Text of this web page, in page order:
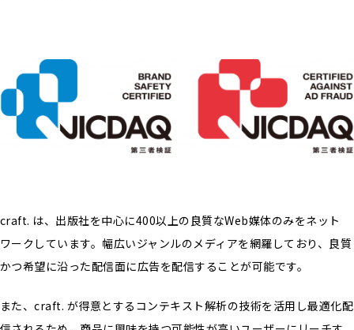
craft. は、出版社を中心に400以上の良質なWeb媒体のみをネット
ワークしています。幅広いジャンルのメディアを網羅しており、良質
かつ希望に沿った配信面に広告を配信することが可能です。
また、craft. が得意とするコンテキスト解析の技術を活用し最適化配